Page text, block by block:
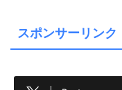
スポンサーリンク